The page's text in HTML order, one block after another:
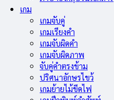
เกม
เกมจับคู่
เกมเรียงคำ
เกมจับผิดคำ
เกมจับผิดภาพ
จับคู่คำตรงข้าม
ปริศนาอักษรไขว้
เกมย้ายไม้ขีดไฟ